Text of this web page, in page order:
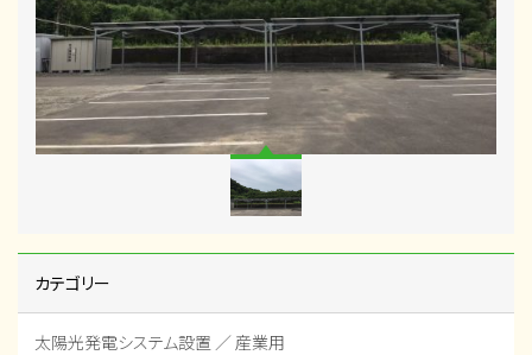
カテゴリー
太陽光発電システム設置 ／ 産業用